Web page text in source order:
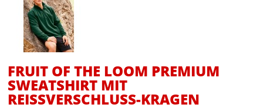
FRUIT OF THE LOOM PREMIUM
SWEATSHIRT MIT
REISSVERSCHLUSS-KRAGEN